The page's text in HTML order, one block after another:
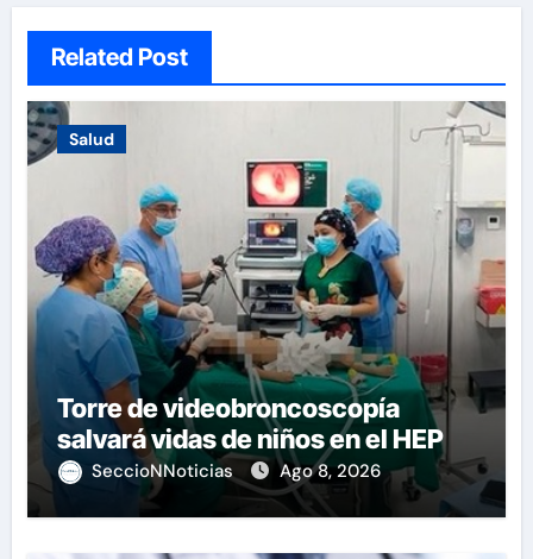
Related Post
Salud
Torre de videobroncoscopía
salvará vidas de niños en el HEP
SeccioNNoticias Ago 8, 2026